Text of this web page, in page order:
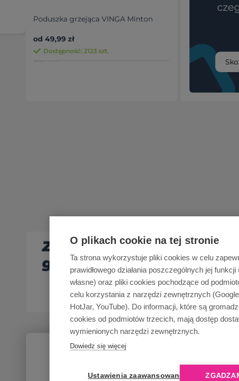
O plikach cookie na tej stronie
Ta strona wykorzystuje pliki cookies w celu
prawidłowego działania poszczególnych jej
własne) oraz pliki cookies pochodzące od
celu korzystania z narzędzi zewnętrznych
HotJar, YouTube). Do informacji, które są
cookies od podmiotów trzecich, mają dostęp
wymienionych narzędzi zewnętrznych.
Dowiedz się więcej
Ustawienia zaawansowane
Poduszka grzejąca VINGA Minton
od 49,99 zł
Dostępność: 2123 szt.